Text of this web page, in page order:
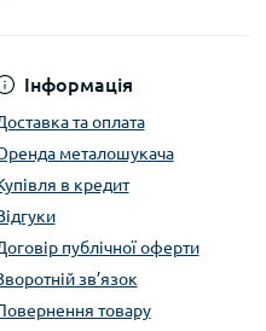
Інформація
та оплата
металошукача
в кредит
публічної оферти
зв’язок
товару